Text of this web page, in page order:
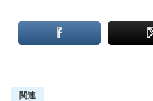
関連